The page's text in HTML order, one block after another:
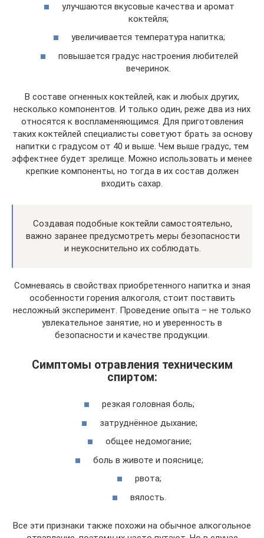
улучшаются вкусовые качества и аромат
коктейля;
увеличивается температура напитка;
повышается градус настроения любителей
вечеринок.
В составе огненных коктейлей, как и любых других,
несколько компонентов. И только один, реже два из них
относятся к воспламеняющимся. Для приготовления
таких коктейлей специалисты советуют брать за основу
напитки с градусом от 40 и выше. Чем выше градус, тем
эффектнее будет зрелище. Можно использовать и менее
крепкие компоненты, но тогда в их состав должен
входить сахар.
Создавая подобные коктейли самостоятельно,
важно заранее предусмотреть меры безопасности
и неукоснительно их соблюдать.
Сомневаясь в свойствах приобретенного напитка и зная
особенности горения алкоголя, стоит поставить
несложный эксперимент. Проведение опыта – не только
увлекательное занятие, но и уверенность в
безопасности и качестве продукции.
Симптомы отравления техническим
спиртом:
резкая головная боль;
затруднённое дыхание;
общее недомогание;
боль в животе и пояснице;
рвота;
вялость.
Все эти признаки также похожи на обычное алкогольное